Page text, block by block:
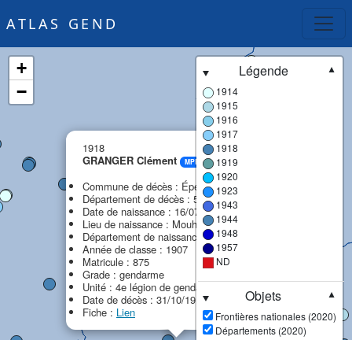
ATLAS GEND
1918
GRANGER Clément
MPF
Commune de décès : Épernay
Département de décès : 51 - Marne
Date de naissance : 16/07/1887
Lieu de naissance : Mouhers
Département de naissance : 36 - Indre
Année de classe : 1907
Matricule : 875
Grade : gendarme
Unité : 4e légion de gendarmerie (4e LG)
Date de décès : 31/10/1918
Fiche : Lien
+
−
Légende
▼
1914
1915
1916
1917
1918
1919
1920
1923
1943
1944
1948
1957
ND
Objets
▼
Frontières nationales (2020)
Départements (2020)